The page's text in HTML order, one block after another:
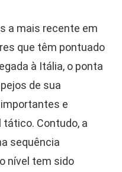
a mais recente em
que têm pontuado
à Itália, o ponta
de sua
e
Contudo, a
sequência
nível tem sido